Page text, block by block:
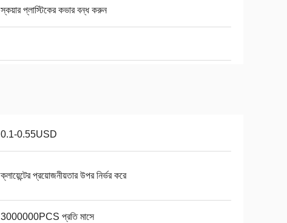
স্কয়ার প্লাস্টিকের কভার বন্ধ করুন
0.1-0.55USD
ক্লায়েন্টের প্রয়োজনীয়তার উপর নির্ভর করে
3000000PCS প্রতি মাসে